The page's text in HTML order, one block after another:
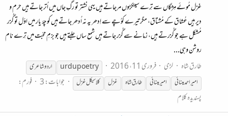
غزل مُوئے مِژگاں سے تِرے سینکڑوں مرجاتے ہیں یہی نشتر تو رگِ جاں میں اُتر جاتے ہیں حرم و
دیر ہیں عُشاق کے مُشتاق، مگر تیرے کوُچے سے اِدھر یہ نہ اُدھر جاتے ہیں کوچۂ یار میں اوّل تو گُزر
مُشکل ہے جو گُزرتے ہیں، زمانے سے گُزر جاتے ہیں شمع ساں جلتے ہیں جو بزمِ محبّت میں تِرے نام
روشن وہی...
طارق شاہ
لڑی فروری 11، 2016 urdupoetry
اردو شاعری
امیر احمد مینائی
امیر مینائی طارق شاہ غزل کلاسیکل غزل جوابات: 3
فورم:
پسندیدہ کلام